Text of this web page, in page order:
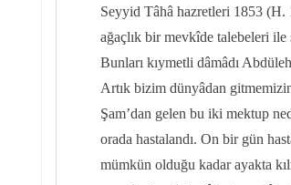
Seyyid Tâhâ hazretleri 1853
ağaçlık bir mevkîde talebeleri
Bunları kıymetli dâmâdı
Artık bizim dünyâdan
Şam’dan gelen bu iki mektup
orada hastalandı. On bir gün
mümkün olduğu kadar ayakta